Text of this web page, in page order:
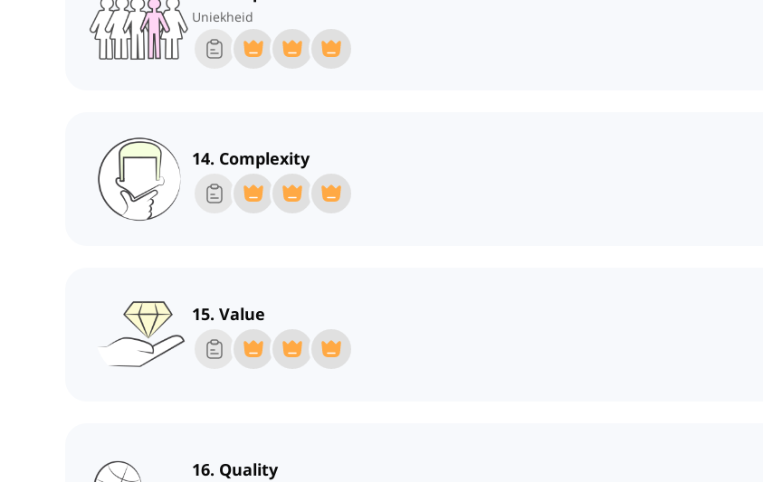
Uniekheid
14. Complexity
15. Value
16. Quality